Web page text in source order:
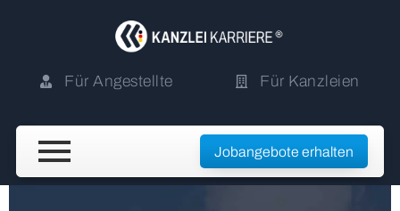
Für Angestellte Für Kanzleien
Jobangebote erhalten